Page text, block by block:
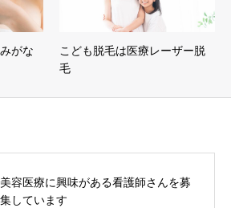
がな
こども脱毛は医療レーザー脱
毛
美容医療に興味がある看護師さんを募
集しています